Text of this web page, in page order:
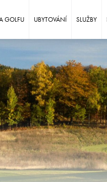
GOLFU UBYTOVÁNÍ SLUŽBY